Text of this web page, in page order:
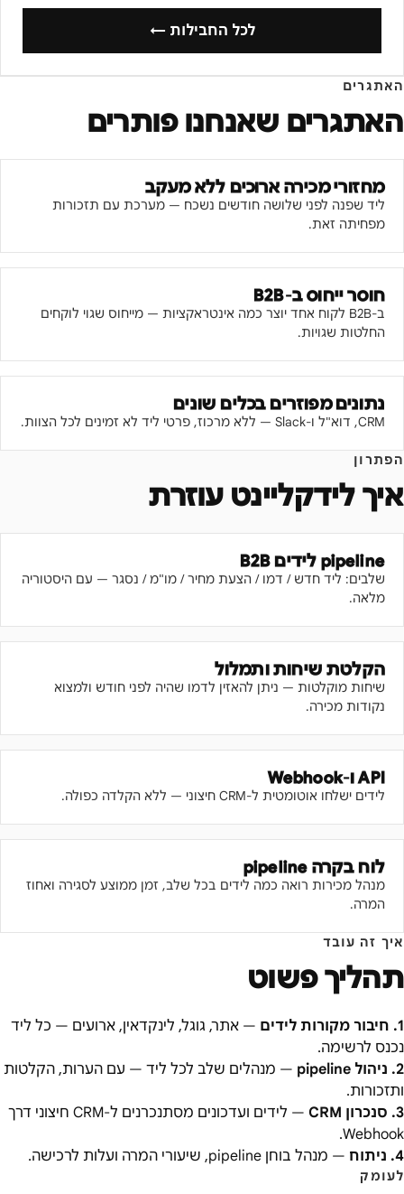
לכל החבילות ←
האתגרים
האתגרים שאנחנו פותרים
מחזורי מכירה ארוכים ללא מעקב
ליד שפנה לפני שלושה חודשים נשכח — מערכת עם תזכורות
מפחיתה זאת.
חוסר ייחוס ב-B2B
ב-B2B לקוח אחד יוצר כמה אינטראקציות — מייחוס שגוי לוקחים
החלטות שגויות.
נתונים מפוזרים בכלים שונים
CRM, דוא"ל ו-Slack — ללא מרכוז, פרטי ליד לא זמינים לכל הצוות.
הפתרון
איך לידקליינט עוזרת
pipeline לידים B2B
שלבים: ליד חדש / דמו / הצעת מחיר / מו"מ / נסגר — עם היסטוריה
מלאה.
הקלטת שיחות ותמלול
שיחות מוקלטות — ניתן להאזין לדמו שהיה לפני חודש ולמצוא
נקודות מכירה.
API ו-Webhook
לידים ישלחו אוטומטית ל-CRM חיצוני — ללא הקלדה כפולה.
לוח בקרה pipeline
מנהל מכירות רואה כמה לידים בכל שלב, זמן ממוצע לסגירה ואחוז
המרה.
איך זה עובד
תהליך פשוט
1
. חיבור מקורות לידים — אתר, גוגל, לינקדאין, ארועים — כל ליד
נכנס לרשימה.
2
. ניהול pipeline — מנהלים שלב לכל ליד — עם הערות, הקלטות
ותזכורות.
3
. סנכרון CRM —
לידים ועדכונים מסתנכרנים ל-CRM חיצוני דרך
Webhook.
4
. ניתוח — מנהל בוחן pipeline, שיעורי המרה ועלות לרכישה.
לעומק